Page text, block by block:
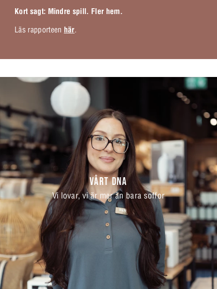
Kort sagt: Mindre spill. Fler hem.
Läs rapporteen här.
VÅRT DNA
Vi lovar, vi är mer än bara soffor